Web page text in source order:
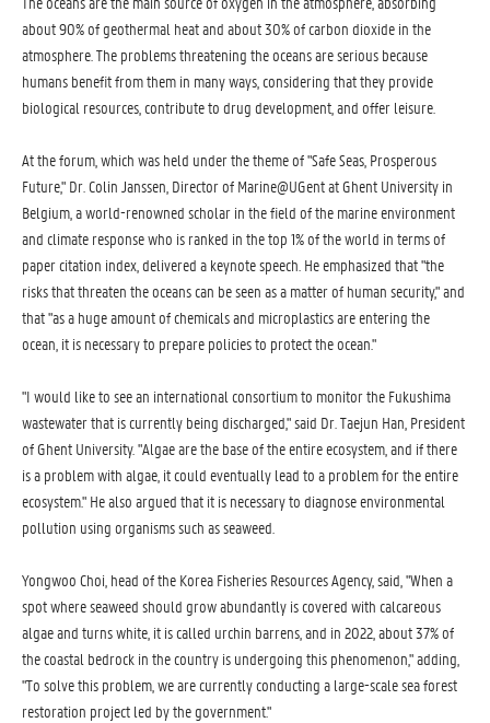
about 90% of geothermal heat and about 30% of carbon dioxide in the
atmosphere. The problems threatening the oceans are serious because
humans benefit from them in many ways, considering that they provide
biological resources, contribute to drug development, and offer leisure.
At the forum, which was held under the theme of "Safe Seas, Prosperous
Future," Dr. Colin Janssen, Director of Marine@UGent at Ghent University in
Belgium, a world-renowned scholar in the field of the marine environment
and climate response who is ranked in the top 1% of the world in terms of
paper citation index, delivered a keynote speech. He emphasized that "the
risks that threaten the oceans can be seen as a matter of human security," and
that "as a huge amount of chemicals and microplastics are entering the
ocean, it is necessary to prepare policies to protect the ocean."
"I would like to see an international consortium to monitor the Fukushima
wastewater that is currently being discharged," said Dr. Taejun Han, President
of Ghent University. "Algae are the base of the entire ecosystem, and if there
is a problem with algae, it could eventually lead to a problem for the entire
ecosystem." He also argued that it is necessary to diagnose environmental
pollution using organisms such as seaweed.
Yongwoo Choi, head of the Korea Fisheries Resources Agency, said, "When a
spot where seaweed should grow abundantly is covered with calcareous
algae and turns white, it is called urchin barrens, and in 2022, about 37% of
the coastal bedrock in the country is undergoing this phenomenon," adding,
"To solve this problem, we are currently conducting a large-scale sea forest
restoration project led by the government."